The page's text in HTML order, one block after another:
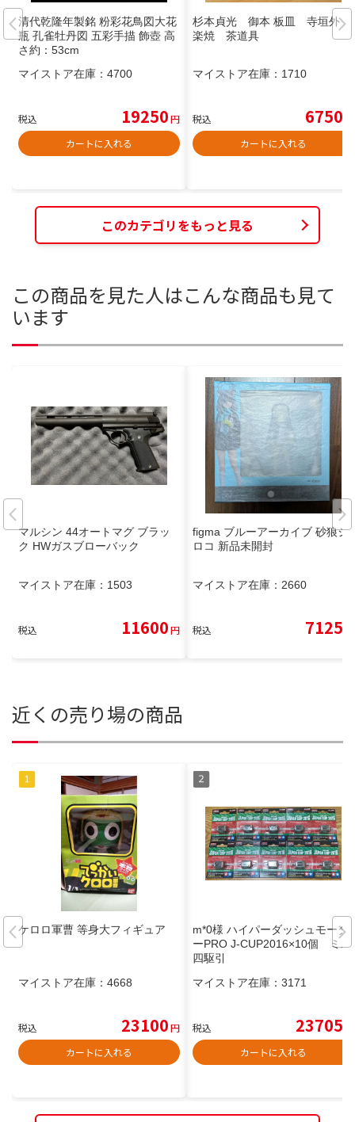
清代乾隆年製銘 粉彩花鳥図大花
瓶 孔雀牡丹図 五彩手描 飾壺 高
さ約：53cm
マイストア在庫： 4700
税込 19250円
カートに入れる
杉本貞光 御本 板皿 寺垣外 信
楽焼 茶道具
マイストア在庫： 1710
税込 6750
カートに入れる
このカテゴリをもっと見る
この商品を見た人はこんな商品も見て
います
マルシン 44オートマグ ブラッ
ク HWガスブローバック
マイストア在庫： 1503
税込 11600円
figma ブルーアーカイブ 砂狼シ
ロコ 新品未開封
マイストア在庫： 2660
税込 7125
近くの売り場の商品
ケロロ軍曹 等身大フィギュア
マイストア在庫： 4668
税込 23100円
カートに入れる
m*0様 ハイパーダッシュモータ
ーPRO J-CUP2016×10個 ミニ
四駆引
マイストア在庫： 3171
税込 23705
カートに入れる